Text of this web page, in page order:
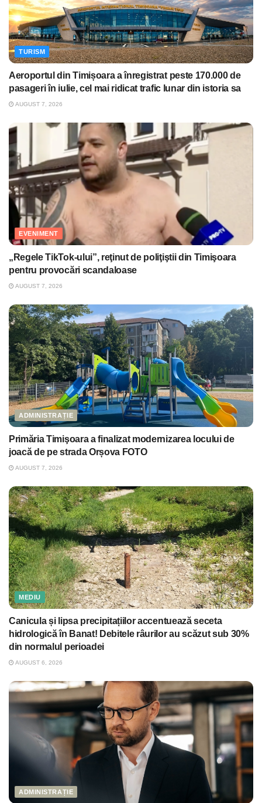
TURISM
Aeroportul din Timișoara a înregistrat peste 170.000 de
pasageri în iulie, cel mai ridicat trafic lunar din istoria sa
AUGUST 7, 2026
EVENIMENT
„Regele TikTok-ului”, reţinut de poliţiştii din Timişoara
pentru provocări scandaloase
AUGUST 7, 2026
ADMINISTRAȚIE
Primăria Timişoara a finalizat modernizarea locului de
joacă de pe strada Orșova FOTO
AUGUST 7, 2026
MEDIU
Canicula și lipsa precipitațiilor accentuează seceta
hidrologică în Banat! Debitele râurilor au scăzut sub 30%
din normalul perioadei
AUGUST 6, 2026
ADMINISTRAȚIE